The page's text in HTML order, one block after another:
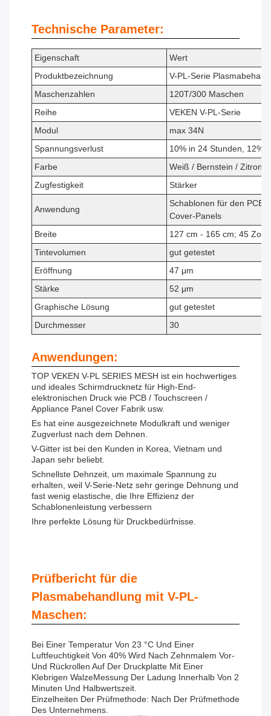
Technische Parameter:
Eigenschaft
Wert
Produktbezeichnung
V-PL-Serie
Maschenzahlen
120T/300 Maschen
Reihe
VEKEN V-PL-Serie
Modul
max 34N
Spannungsverlust
10% in 24 Stunden, 12%
Farbe
Weiß / Bernstein /
Zugfestigkeit
Stärker
Anwendung
Schablonen für den
Cover-Panels
Breite
127 cm - 165 cm; 45 Zoll
Tintevolumen
gut getestet
Eröffnung
47 μm
Stärke
52 μm
Graphische Lösung
gut getestet
Durchmesser
30
Anwendungen:
TOP VEKEN V-PL SERIES MESH ist ein hochwertiges
und ideales Schirmdrucknetz für High-End-
elektronischen Druck wie PCB / Touchscreen /
Appliance Panel Cover Fabrik usw.
Es hat eine ausgezeichnete Modulkraft und weniger
Zugverlust nach dem Dehnen.
V-Gitter ist bei den Kunden in Korea, Vietnam und
Japan sehr beliebt.
Schnellste Dehnzeit, um maximale Spannung zu
erhalten, weil V-Serie-Netz sehr geringe Dehnung und
fast wenig elastische, die Ihre Effizienz der
Schablonenleistung verbessern
Ihre perfekte Lösung für Druckbedürfnisse.
Prüfbericht für die
Plasmabehandlung mit V-PL-
Maschen:
Bei Einer Temperatur Von 23 °C Und Einer
Luftfeuchtigkeit Von 40% Wird Nach Zehnmalem Vor-
Und Rückrollen Auf Der Druckplatte Mit Einer
Klebrigen WalzeMessung Der Ladung Innerhalb Von 2
Minuten Und Halbwertszeit.
Einzelheiten Der Prüfmethode: Nach Der Prüfmethode
Des Unternehmens.